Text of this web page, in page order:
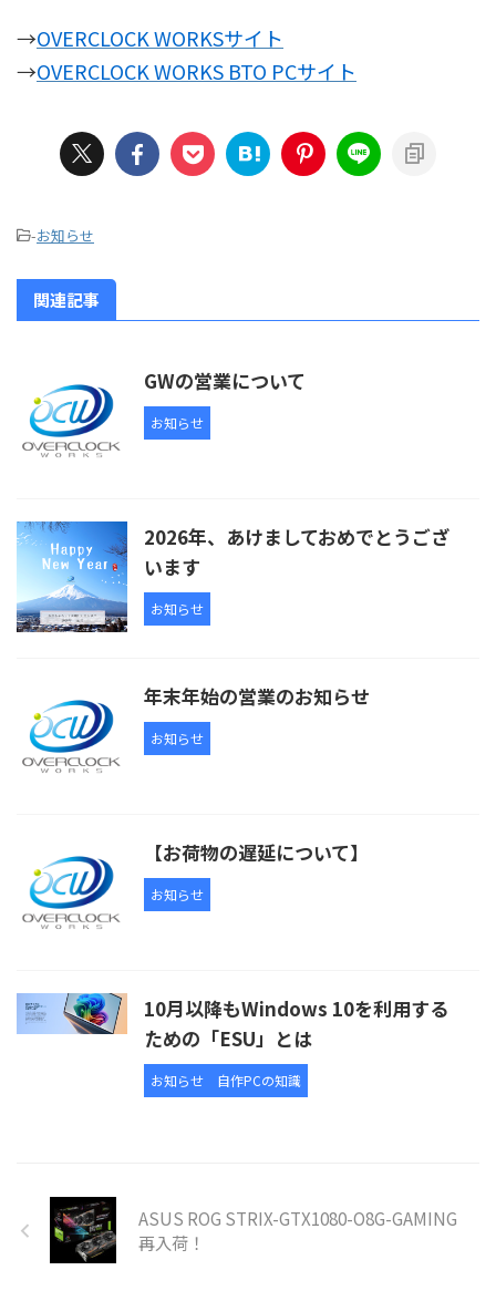
→OVERCLOCK WORKSサイト
→OVERCLOCK WORKS BTO PCサイト
-お知らせ
関連記事
GWの営業について
お知らせ
2026年、あけましておめでとうござ
います
お知らせ
年末年始の営業のお知らせ
お知らせ
【お荷物の遅延について】
お知らせ
10月以降もWindows 10を利用する
ための「ESU」とは
お知らせ 自作PCの知識
ASUS ROG STRIX-GTX1080-O8G-GAMING
再入荷！